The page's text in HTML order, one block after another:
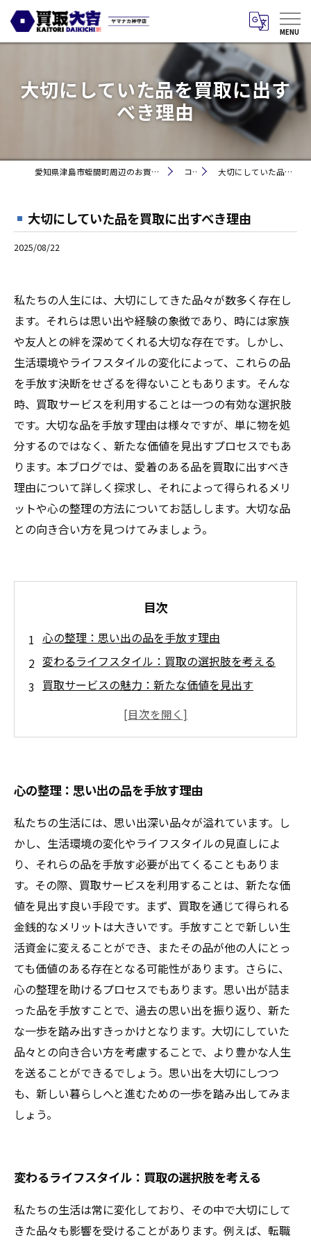
大切にしていた品を買取に出す
べき理由
愛知県津島市蛭間町周辺のお買取りなら買取大吉 ヤマナカ神守店 コラム 大切にしていた品を買取に出すべき理由
大切にしていた品を買取に出すべき理由
2025/08/22
私たちの人生には、大切にしてきた品々が数多く存在し
ます。それらは思い出や経験の象徴であり、時には家族
や友人との絆を深めてくれる大切な存在です。しかし、
生活環境やライフスタイルの変化によって、これらの品
を手放す決断をせざるを得ないこともあります。そんな
時、買取サービスを利用することは一つの有効な選択肢
です。大切な品を手放す理由は様々ですが、単に物を処
分するのではなく、新たな価値を見出すプロセスでもあ
ります。本ブログでは、愛着のある品を買取に出すべき
理由について詳しく探求し、それによって得られるメリ
ットや心の整理の方法についてお話しします。大切な品
との向き合い方を見つけてみましょう。
目次
心の整理：思い出の品を手放す理由
変わるライフスタイル：買取の選択肢を考える
買取サービスの魅力：新たな価値を見出す
愛着のある品との向き合い方：決断の時
新たなスタート：貴重な思い出を次世代に
心の整理：思い出の品を手放す理由
私たちの生活には、思い出深い品々が溢れています。し
かし、生活環境の変化やライフスタイルの見直しによ
り、それらの品を手放す必要が出てくることもありま
す。その際、買取サービスを利用することは、新たな価
値を見出す良い手段です。まず、買取を通じて得られる
金銭的なメリットは大きいです。手放すことで新しい生
活資金に変えることができ、またその品が他の人にとっ
ても価値のある存在となる可能性があります。さらに、
心の整理を助けるプロセスでもあります。思い出が詰ま
った品を手放すことで、過去の思い出を振り返り、新た
な一歩を踏み出すきっかけとなります。大切にしていた
品々との向き合い方を考慮することで、より豊かな人生
を送ることができるでしょう。思い出を大切にしつつ
も、新しい暮らしへと進むための一歩を踏み出してみま
しょう。
変わるライフスタイル：買取の選択肢を考える
私たちの生活は常に変化しており、その中で大切にして
きた品々も影響を受けることがあります。例えば、転職